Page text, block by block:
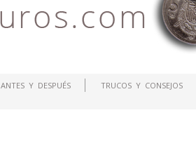
ANTES Y DESPUÉS
TRUCOS Y CONSEJOS